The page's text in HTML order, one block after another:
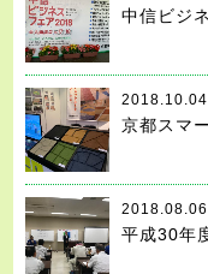
中信ビジ
京都スマ
平成30年